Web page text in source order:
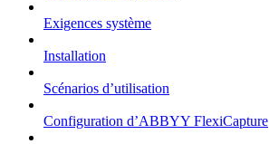
Exigences système
Installation
Scénarios d’utilisation
Configuration d’ABBYY FlexiCapture